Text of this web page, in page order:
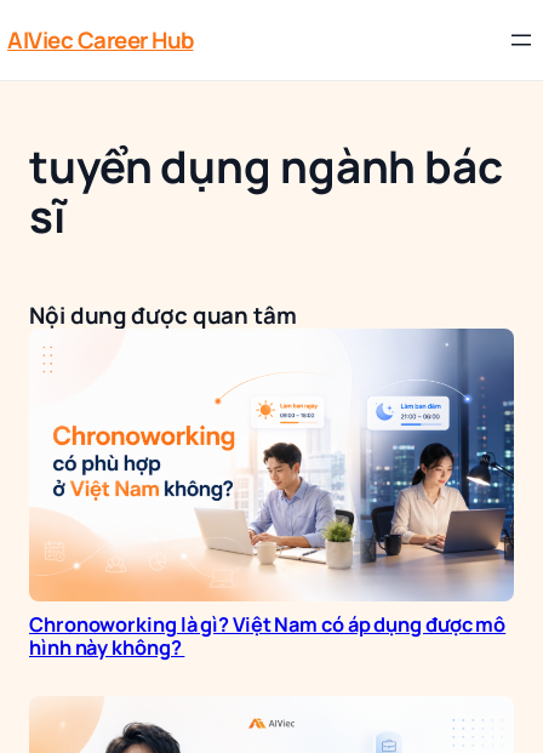
AIViec Career Hub
tuyển dụng ngành bác
sĩ
Nội dung được quan tâm
Chronoworking là gì? Việt Nam có áp dụng được mô
hình này không?